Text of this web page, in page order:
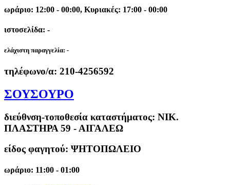
ωράριο: 12:00 - 00:00, Κυριακές: 17:00 - 00:00
ιστοσελίδα: -
ελάχιστη παραγγελία: -
τηλέφωνο/α: 210-4256592
ΣΟΥΣΟΥΡΟ
διεύθνση-τοποθεσία καταστήματος: NIK.
ΠΛΑΣΤΗΡΑ 59 - ΑΙΓΑΛΕΩ
είδος φαγητού: ΨΗΤΟΠΩΛΕΙΟ
ωράριο: 11:00 - 01:00